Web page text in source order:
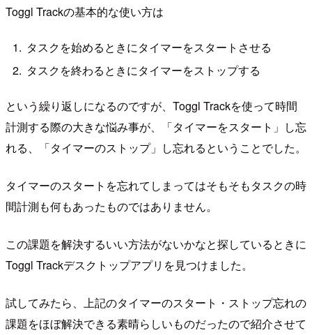
Toggl Trackの基本的な使い方は
タスクを始めるときにタイマーをスタートさせる
タスクを終わるときにタイマーをストップする
という繰り返しになるのですが、Toggl Trackを使って時間
計測する際の大きな悩み事が、「タイマーをスタート」し忘
れる、「タイマーのストップ」し忘れるということでした。
タイマーのスタートを忘れてしまってはそもそもタスクの時
間計測も何もあったものではありません。
この課題を解決するいい方法がないかなと探しているときに
Toggl Trackデスクトップアプリを見つけました。
試してみたら、上記のタイマーのスタート・ストップ忘れの
課題をほぼ解決できる素晴らしいものだったので紹介させて